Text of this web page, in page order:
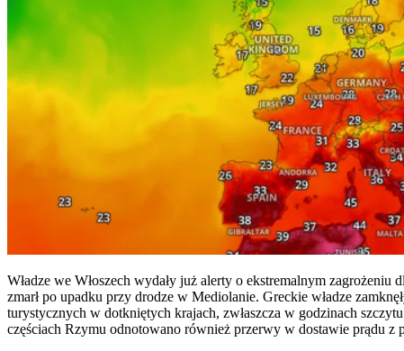
Władze we Włoszech wydały już alerty o ekstremalnym
zmarł po upadku przy drodze w Mediolanie. Greckie władze
turystycznych w dotkniętych krajach, zwłaszcza w godzinach
częściach Rzymu odnotowano również przerwy w dostawie prądu